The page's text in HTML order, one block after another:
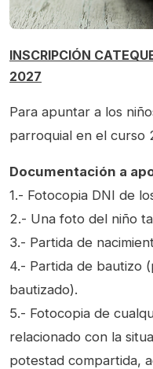
INSCRIPCIÓN
2027
Para apuntar a los
parroquial en el curso
Documentación a
1.- Fotocopia DNI de
2.- Una foto del niño
3.- Partida de
4.- Partida de bautizo
bautizado).
5.- Fotocopia de
relacionado con la
potestad compartida,